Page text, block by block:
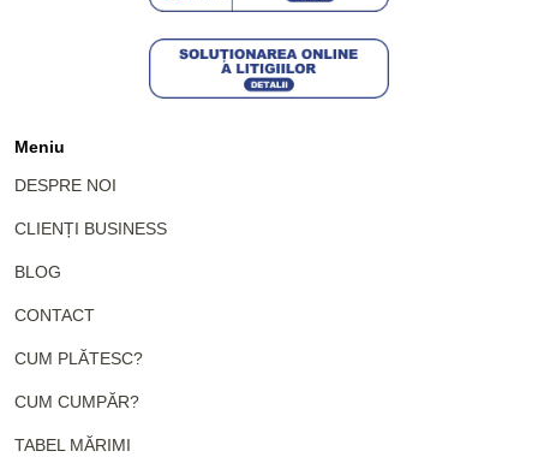
Meniu
DESPRE NOI
CLIENȚI BUSINESS
BLOG
CONTACT
CUM PLĂTESC?
CUM CUMPĂR?
TABEL MĂRIMI